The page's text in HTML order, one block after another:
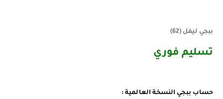
ببجي ليفل (62)
تسليم فوري
حساب ببجي النسخة العالمية :